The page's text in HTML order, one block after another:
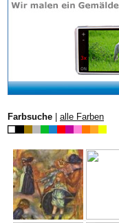
Farbsuche alle Farben